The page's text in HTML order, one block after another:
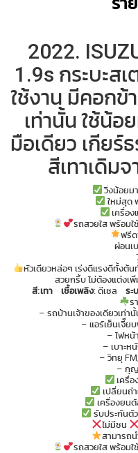
2022.
1.9s กระบะส
ใช้งาน มีคอกข้
เท่านั้น ใช้น้อ
มือเดียว เกียร์
สีเทาเดิม
วิ่งน้อยม
ใหม่สุด
เครื่อ
รถสวยใส พร้อมใ
ฟรีด
ผ่อนเ
หัวเดียวหล่อๆ เร่งดีแรงดีทั้งต้
สวยกริ้บ ไม่ต้องแต่งเ
สี:เทา
เชื้อเพลิง: ดีเซล ระ
ร
– รถบ้านเจ้าของเดียวเท่
– แอร์เย็นเจี๊ย
– ไฟหน้
– เบาะห
– วิทยุ
– กุญ
เครื่
เปลี่ยนถ่
เครื่องยน
รับประกันตั
ไม่มีชน
สามารถ
รถสวยใส พร้อมใ